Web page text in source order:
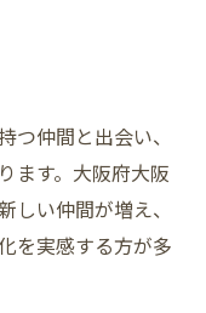
つ仲間と出会い、
ます。大阪府大阪
しい仲間が増え、
を実感する方が多